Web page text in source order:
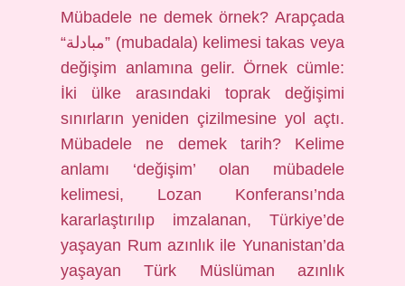
Mübadele ne demek örnek? Arapçada
“مبادلة” (mubadala) kelimesi takas veya
değişim anlamına gelir. Örnek cümle:
İki ülke arasındaki toprak değişimi
sınırların yeniden çizilmesine yol açtı.
Mübadele ne demek tarih? Kelime
anlamı ‘değişim’ olan mübadele
kelimesi, Lozan Konferansı’nda
kararlaştırılıp imzalanan, Türkiye’de
yaşayan Rum azınlık ile Yunanistan’da
yaşayan Türk Müslüman azınlık